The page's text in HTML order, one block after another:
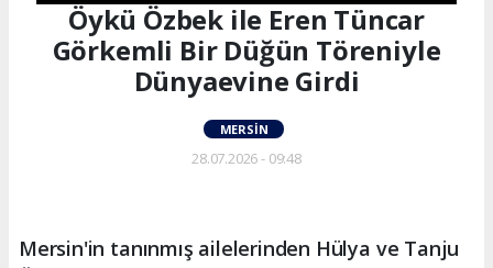
Öykü Özbek ile Eren Tüncar
Görkemli Bir Düğün Töreniyle
Dünyaevine Girdi
MERSIN
28.07.2026 - 09:48
Mersin'in tanınmış ailelerinden Hülya ve Tanju